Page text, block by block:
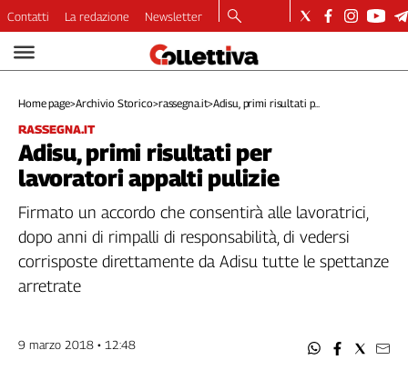
Video
Dirette
Longform
Copertine
Economia
Lavoro
Ambiente
Culture
Contatti La redazione Newsletter
Home page>Archivio Storico>rassegna.it>Adisu, primi risultati p...
RASSEGNA.IT
Adisu, primi risultati per
lavoratori appalti pulizie
Firmato un accordo che consentirà alle lavoratrici,
dopo anni di rimpalli di responsabilità, di vedersi
corrisposte direttamente da Adisu tutte le spettanze
arretrate
9 marzo 2018 • 12:48